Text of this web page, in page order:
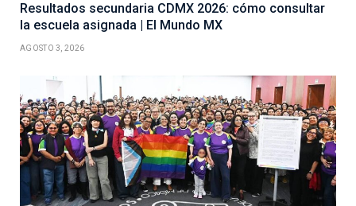
Resultados secundaria CDMX 2026: cómo consultar
la escuela asignada | El Mundo MX
AGOSTO 3, 2026